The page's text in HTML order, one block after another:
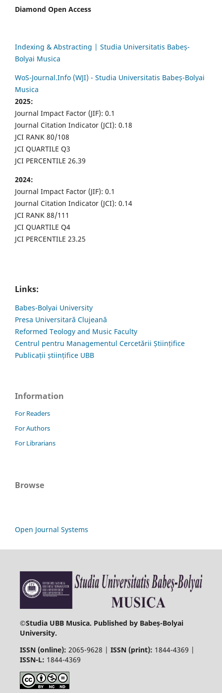
Diamond Open Access
Indexing & Abstracting | Studia Universitatis Babeș-
Bolyai Musica
WoS-Journal.Info (WJI) - Studia Universitatis Babeș-Bolyai
Musica
2025:
Journal Impact Factor (JIF): 0.1
Journal Citation Indicator (JCI): 0.18
JCI RANK 80/108
JCI QUARTILE Q3
JCI PERCENTILE 26.39
2024:
Journal Impact Factor (JIF): 0.1
Journal Citation Indicator (JCI): 0.14
JCI RANK 88/111
JCI QUARTILE Q4
JCI PERCENTILE 23.25
Links:
Babes-Bolyai University
Presa Universitară Clujeană
Reformed Teology and Music Faculty
Centrul pentru Managementul Cercetării Științifice
Publicații științifice UBB
Information
For Readers
For Authors
For Librarians
Browse
Open Journal Systems
©Studia UBB Musica. Published by Babeș-Bolyai
University.
ISSN (online): 2065-9628 | ISSN (print): 1844-4369 |
ISSN-L: 1844-4369